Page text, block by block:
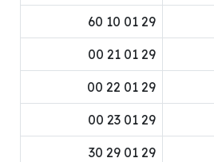
29 01 10 60
29 01 21 00
29 01 22 00
29 01 23 00
29 01 29 30